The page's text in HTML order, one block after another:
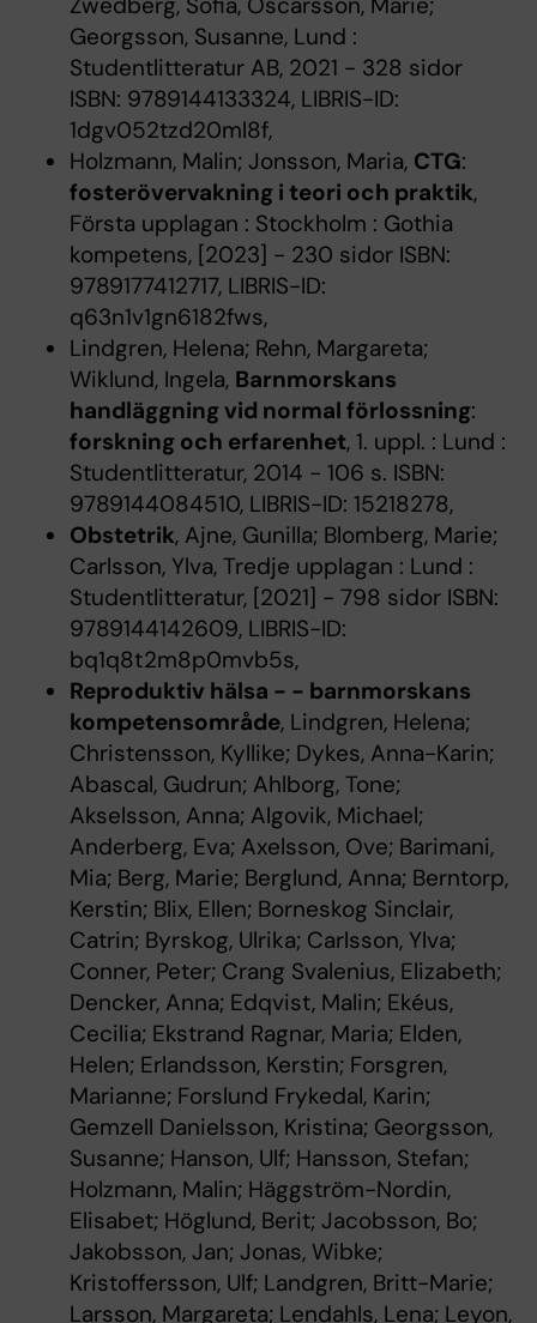
Georgsson, Susanne, Lund :
Studentlitteratur AB, 2021 - 328 sidor
ISBN: 9789144133324, LIBRIS-ID:
1dgv052tzd20ml8f,
Holzmann, Malin; Jonsson, Maria, CTG:
fosterövervakning i teori och praktik,
Första upplagan : Stockholm : Gothia
kompetens, [2023] - 230 sidor ISBN:
9789177412717, LIBRIS-ID:
q63n1v1gn6182fws,
Lindgren, Helena; Rehn, Margareta;
Wiklund, Ingela, Barnmorskans
handläggning vid normal förlossning:
forskning och erfarenhet, 1. uppl. : Lund :
Studentlitteratur, 2014 - 106 s. ISBN:
9789144084510, LIBRIS-ID: 15218278,
Obstetrik, Ajne, Gunilla; Blomberg, Marie;
Carlsson, Ylva, Tredje upplagan : Lund :
Studentlitteratur, [2021] - 798 sidor ISBN:
9789144142609, LIBRIS-ID:
bq1q8t2m8p0mvb5s,
Reproduktiv hälsa - - barnmorskans
kompetensområde, Lindgren, Helena;
Christensson, Kyllike; Dykes, Anna-Karin;
Abascal, Gudrun; Ahlborg, Tone;
Akselsson, Anna; Algovik, Michael;
Anderberg, Eva; Axelsson, Ove; Barimani,
Mia; Berg, Marie; Berglund, Anna; Berntorp,
Kerstin; Blix, Ellen; Borneskog Sinclair,
Catrin; Byrskog, Ulrika; Carlsson, Ylva;
Conner, Peter; Crang Svalenius, Elizabeth;
Dencker, Anna; Edqvist, Malin; Ekéus,
Cecilia; Ekstrand Ragnar, Maria; Elden,
Helen; Erlandsson, Kerstin; Forsgren,
Marianne; Forslund Frykedal, Karin;
Gemzell Danielsson, Kristina; Georgsson,
Susanne; Hanson, Ulf; Hansson, Stefan;
Holzmann, Malin; Häggström-Nordin,
Elisabet; Höglund, Berit; Jacobsson, Bo;
Jakobsson, Jan; Jonas, Wibke;
Kristoffersson, Ulf; Landgren, Britt-Marie;
Larsson, Margareta; Lendahls, Lena; Leyon,